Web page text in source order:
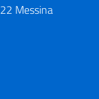
Messina